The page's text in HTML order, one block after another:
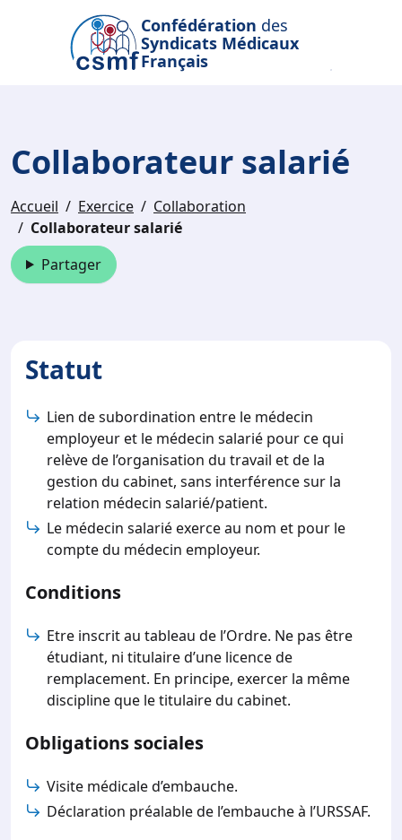
Passer au contenu principal
Confédération des
Syndicats Médicaux
Français
Collaborateur salarié
Accueil Exercice
Collaboration
Collaborateur salarié
Partager
Statut
Lien de subordination entre le médecin
employeur et le médecin salarié pour ce qui
relève de l’organisation du travail et de la
gestion du cabinet, sans interférence sur la
relation médecin salarié/patient.
Le médecin salarié exerce au nom et pour le
compte du médecin employeur.
Conditions
Etre inscrit au tableau de l’Ordre. Ne pas être
étudiant, ni titulaire d’une licence de
remplacement. En principe, exercer la même
discipline que le titulaire du cabinet.
Obligations sociales
Visite médicale d’embauche.
Déclaration préalable de l’embauche à l’URSSAF.